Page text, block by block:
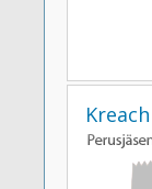
Kreach